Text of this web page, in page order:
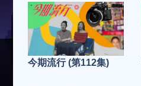
今期流行 (第112集)